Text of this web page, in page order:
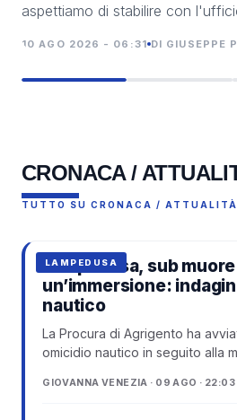
aspettiamo di stabilire con
10 AGO 2026 - 06:31 DI GIUSEPPE
CRONACA /
TUTTO SU CRONACA /
LAMPEDUSA
Lampedusa, sub
un’immersione:
nautico
La Procura di Agrigento ha
omicidio nautico in seguito alla
GIOVANNA VENEZIA · 09 AGO · 22:03